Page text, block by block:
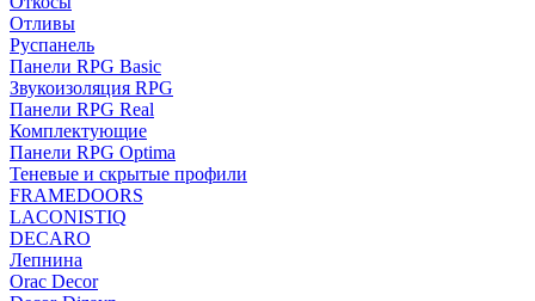
Отливы
Руспанель
Панели RPG Basic
Звукоизоляция RPG
Панели RPG Real
Комплектующие
Панели RPG Optima
Теневые и скрытые профили
FRAMEDOORS
LACONISTIQ
DECARO
Лепнина
Orac Decor